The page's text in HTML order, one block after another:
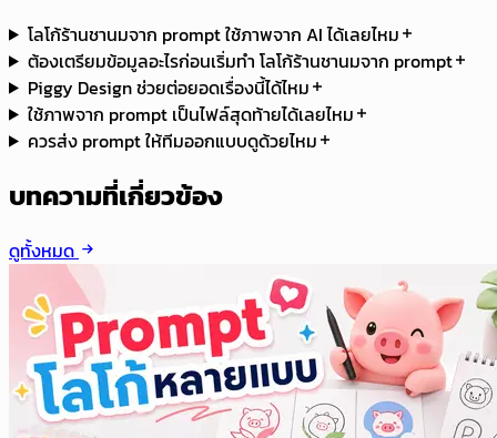
โลโก้ร้านชานมจาก prompt ใช้ภาพจาก AI ได้เลยไหม
ต้องเตรียมข้อมูลอะไรก่อนเริ่มทำ โลโก้ร้านชานมจาก prompt
Piggy Design ช่วยต่อยอดเรื่องนี้ได้ไหม
ใช้ภาพจาก prompt เป็นไฟล์สุดท้ายได้เลยไหม
ควรส่ง prompt ให้ทีมออกแบบดูด้วยไหม
บทความที่เกี่ยวข้อง
ดูทั้งหมด